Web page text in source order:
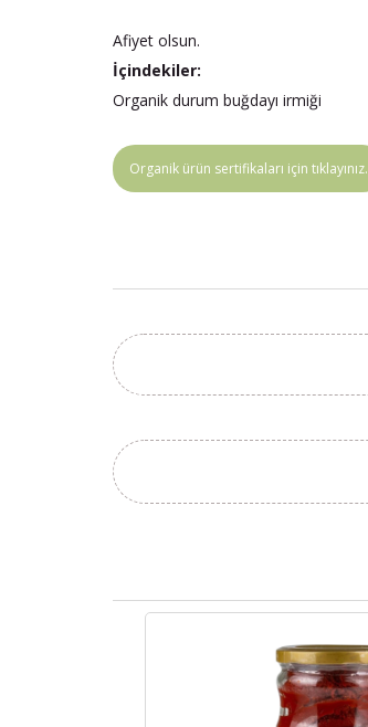
Afiyet olsun.
İçindekiler:
Organik durum buğdayı irmiği
Organik ürün sertifikaları için tıklayınız.